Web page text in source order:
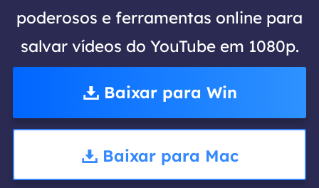
poderosos e ferramentas online para
salvar vídeos do YouTube em 1080p.
Baixar para Win
Baixar para Mac